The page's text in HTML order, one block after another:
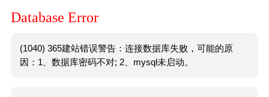
Database Error
(1040) 365建站错误警告：连接数据库失败，可能的原
因：1、数据库密码不对; 2、mysql未启动。